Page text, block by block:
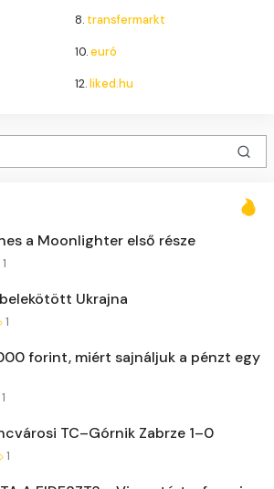
8. transfermarkt
10.euró
12.liked.hu
a Moonlighter első része
1
Ukrajna
1
forint, miért sajnáljuk a pénzt egy
1
TC–Górnik Zabrze 1–0
1